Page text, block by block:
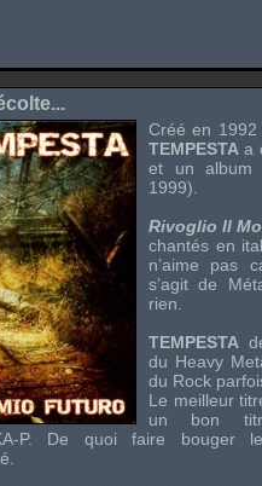
Créé en
TEMPESTA a
et un album
1999).
Rivoglio Il
chantés en
n’aime pas
s’agit de
rien.
TEMPESTA
du Heavy
du Rock
Le meilleur
un bon
P. De quoi faire bouger